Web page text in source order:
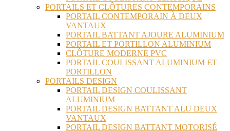
PORTAILS ET CLÔTURES CONTEMPORAINS
PORTAIL CONTEMPORAIN À DEUX
VANTAUX
PORTAIL BATTANT AJOURE ALUMINIUM
PORTAIL ET PORTILLON ALUMINIUM
CLÔTURE MODERNE PVC
PORTAIL COULISSANT ALUMINIUM ET
PORTILLON
PORTAILS DESIGN
PORTAIL DESIGN COULISSANT
ALUMINIUM
PORTAIL DESIGN BATTANT ALU DEUX
VANTAUX
PORTAIL DESIGN BATTANT MOTORISÉ